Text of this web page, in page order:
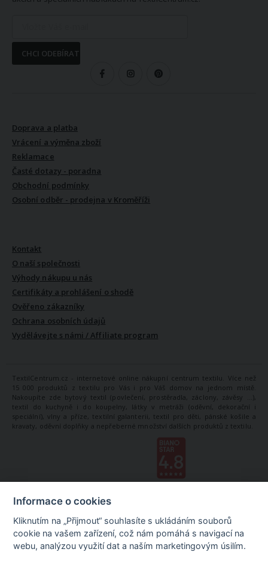
CHCI ODEBÍRAT
Doprava a platba
Vrácení a výměna zboží
Reklamace
Časté dotazy - poradna
Obchodní podmínky
Osobní odběr - prodejna v Kroměříži
Kontakt
O naší společnosti
Výhody nákupu u nás
Certifikáty a prohlášení o shodě
Ověřeno zákazníky
Ochrana osobních údajů
Vydělávejte s námi / Affiliate program
TextilCentrum.cz - internetové online nákupní centrum textilu. Více než
15 000 produktů z textilu pro Vás i pro Váš domov na jednom místě.
Nakoupíte zde bytový textil (povlečení, prostěradla, záclony, závěsy ...),
textil do kuchyně i do koupelny, látky v metráži (oděvní, dekorační i
speciální), vlny a příze, textilní galanterii, textil pro děti, pánské košile a
kravaty, oděvní doplňky a nepřeberné množství dalších produktů z textilu.
Informace o cookies
Kliknutím na „Přijmout“ souhlasíte s ukládáním souborů
cookie na vašem zařízení, což nám pomáhá s navigací na
webu, analýzou využití dat a naším marketingovým úsilím.